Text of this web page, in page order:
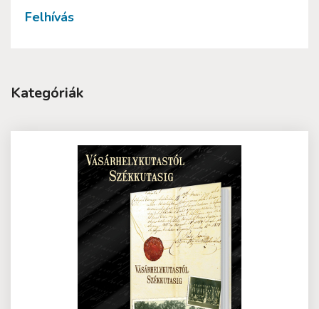
Felhívás
Kategóriák